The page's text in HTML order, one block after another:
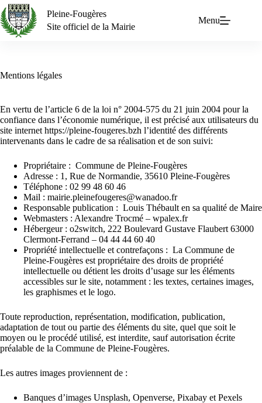
Pleine-Fougères
Site officiel de la Mairie
Menu
Mentions légales
En vertu de l’article 6 de la loi n° 2004-575 du 21 juin 2004 pour la
confiance dans l’économie numérique, il est précisé aux utilisateurs du
site internet https://pleine-fougeres.bzh l’identité des différents
intervenants dans le cadre de sa réalisation et de son suivi:
Propriétaire : Commune de Pleine-Fougères
Adresse : 1, Rue de Normandie, 35610 Pleine-Fougères
Téléphone : 02 99 48 60 46
Mail : mairie.pleinefougeres@wanadoo.fr
Responsable publication : Louis Thébault en sa qualité de Maire
Webmasters : Alexandre Trocmé – wpalex.fr
Hébergeur : o2switch, 222 Boulevard Gustave Flaubert 63000
Clermont-Ferrand – 04 44 44 60 40
Propriété intellectuelle et contrefaçons : La Commune de
Pleine-Fougères est propriétaire des droits de propriété
intellectuelle ou détient les droits d’usage sur les éléments
accessibles sur le site, notamment : les textes, certaines images,
les graphismes et le logo.
Toute reproduction, représentation, modification, publication,
adaptation de tout ou partie des éléments du site, quel que soit le
moyen ou le procédé utilisé, est interdite, sauf autorisation écrite
préalable de la Commune de Pleine-Fougères.
Les autres images proviennent de :
Banques d’images Unsplash, Openverse, Pixabay et Pexels